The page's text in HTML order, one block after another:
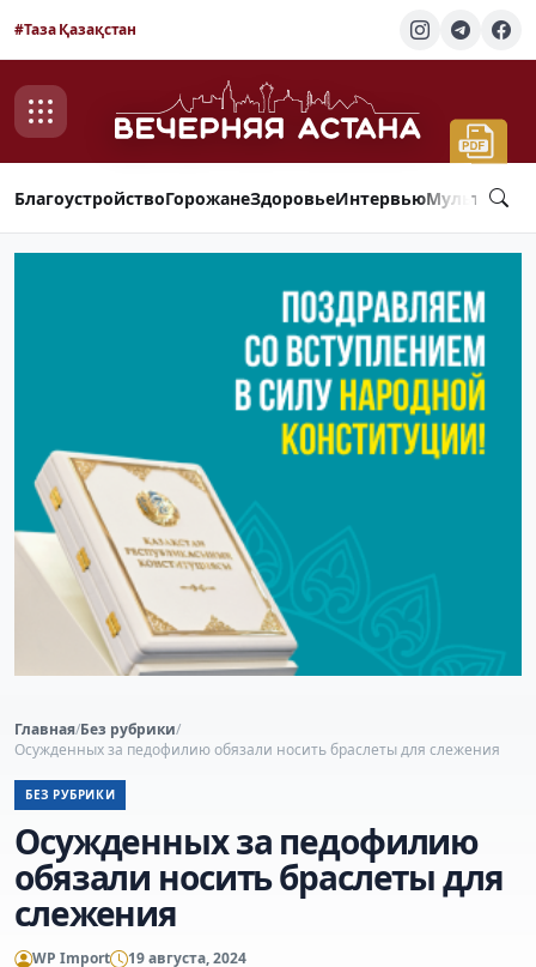
#Таза Қазақстан
БлагоустройствоГорожанеЗдоровьеИнтервью
Главная/Без рубрики/
Осужденных за педофилию обязали носить браслеты для слежения
БЕЗ РУБРИКИ
Осужденных за педофилию
обязали носить браслеты для
слежения
WP Import 19 августа, 2024